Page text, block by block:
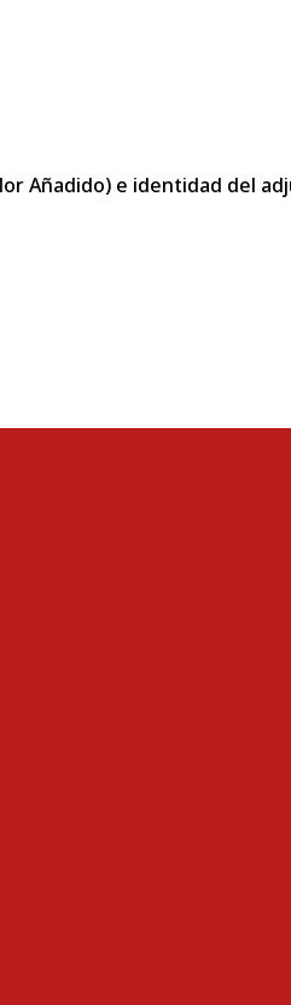
Añadido) e identidad del